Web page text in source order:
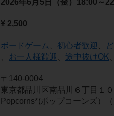
2026年6月5日（金） 18:00～
¥ 2,500
ボードゲーム 初心者歓迎
お一人様歓迎 途中抜けOK
〒140-0004
東京都品川区南品川６丁目１
Popcorns*(ポップコーンズ）（